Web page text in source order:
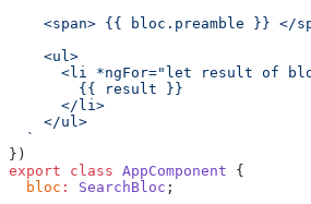
<span> {{ bloc.preamble }} </
    <ul>
<li *ngFor="let result of
        {{ result }}
      </li>
    </ul>
  `
})
export class AppComponent {
  bloc
: SearchBloc ;